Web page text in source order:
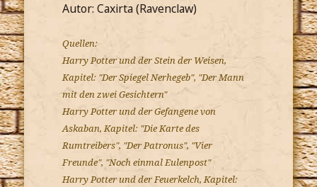
Autor: Caxirta (Ravenclaw)
Quellen:
Harry Potter und der Stein der Weisen,
Kapitel: "Der Spiegel Nerhegeb", "Der Mann
mit den zwei Gesichtern"
Harry Potter und der Gefangene von
Askaban, Kapitel: "Die Karte des
Rumtreibers", "Der Patronus", "Vier
Freunde", "Noch einmal Eulenpost"
Harry Potter und der Feuerkelch, Kapitel: